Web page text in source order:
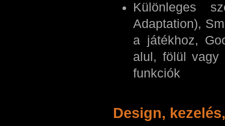
Különleges
Adaptation),
a játékhoz,
alul, fölül vagy
funkciók
Design,